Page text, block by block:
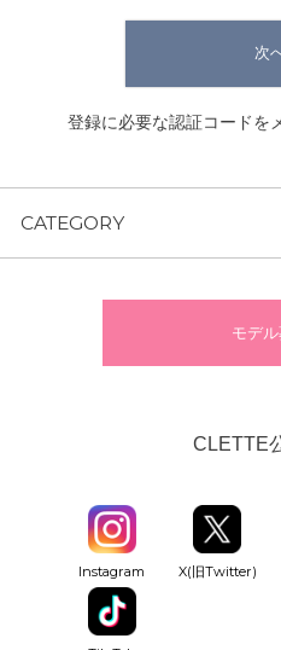
次
登録に必要な認証コードを
CATEGORY
モデ
CLETTE
Instagram X(旧Twitter)